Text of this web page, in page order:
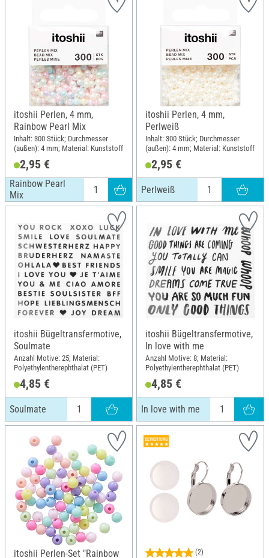
itoshii Perlen, 4 mm,
Rainbow Pearl Mix
Inhalt: 300 Stück; Durchmesser
(außen): 4 mm; Material: Kunststoff
2,95 €
Rainbow Pearl
Mix
itoshii Perlen, 4 mm,
Perlweiß
Inhalt: 300 Stück; Durchmesser
(außen): 4 mm; Material: Kunststoff
2,95 €
Perlweiß
itoshii Bügeltransfermotive,
Soulmate
Anzahl Motive: 25; Material:
Polyethylentherephthalat (PET)
4,85 €
Soulmate
itoshii Bügeltransfermotive,
In love with me
Anzahl Motive: 8; Material:
Polyethylentherephthalat (PET)
4,85 €
In love with me
itoshii Perlen-Set "Rainbow (2)